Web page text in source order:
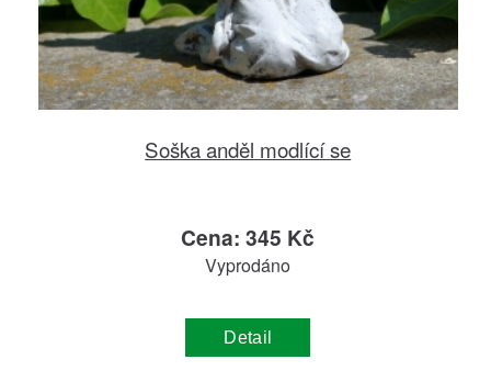
Soška anděl modlící se
Cena: 345 Kč
Vyprodáno
Detail